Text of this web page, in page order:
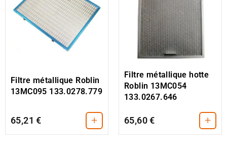
Filtre métallique Roblin
13MC095 133.0278.779
65,21 € +
Filtre métallique hotte
Roblin 13MC054
133.0267.646
65,60 € +